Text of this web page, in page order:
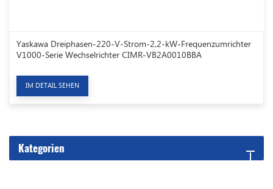
Yaskawa Dreiphasen-220-V-Strom-2,2-kW-Frequenzumrichter
V1000-Serie Wechselrichter CIMR-VB2A0010BBA
IM DETAIL SEHEN
Kategorien